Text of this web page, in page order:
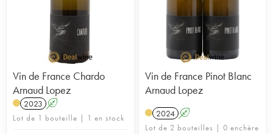
Vin de France Chardo
Arnaud Lopez
2023 A
Lot de 1 bouteille | 1 en stock
Vin de France Pinot Blanc
Arnaud Lopez
2024 A
Lot de 2 bouteilles | 0 enchère